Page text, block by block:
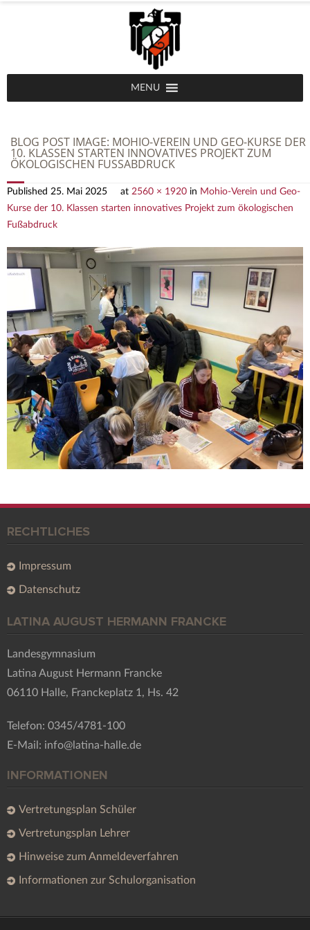
MENU
BLOG POST IMAGE: MOHIO-VEREIN UND GEO-KURSE DER
10. KLASSEN STARTEN INNOVATIVES PROJEKT ZUM
ÖKOLOGISCHEN FUSSABDRUCK
Published 25. Mai 2025 at 2560 × 1920 in Mohio-Verein und Geo-
Kurse der 10. Klassen starten innovatives Projekt zum ökologischen
Fußabdruck
RECHTLICHES
Impressum
Datenschutz
LATINA AUGUST HERMANN FRANCKE
Landesgymnasium
Latina August Hermann Francke
06110 Halle, Franckeplatz 1, Hs. 42
Telefon: 0345/4781-100
E-Mail: info@latina-halle.de
INFORMATIONEN
Vertretungsplan Schüler
Vertretungsplan Lehrer
Hinweise zum Anmeldeverfahren
Informationen zur Schulorganisation